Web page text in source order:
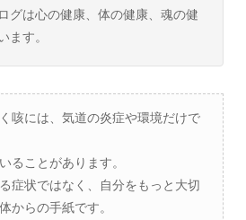
グは心の健康、体の健康、魂の健
ます。
咳には、気道の炎症や環境だけで
ることがあります。
症状ではなく、自分をもっと大切
からの手紙です。